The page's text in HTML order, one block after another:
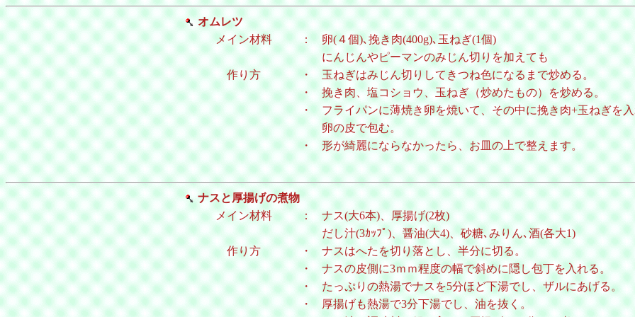
オムレツ
メイン材料
：
卵(４個)､挽き肉(400g)､玉ねぎ(1個)
にんじんやピーマンのみじん切りを加えても
作り方
・
玉ねぎはみじん切りしてきつね色になるまで炒める。
・
挽き肉、塩コショウ、玉ねぎ（炒めたもの）を炒める。
・
フライパンに薄焼き卵を焼いて、その中に挽き肉+玉ねぎを
卵の皮で包む。
・
形が綺麗にならなかったら、お皿の上で整えます。
ナスと厚揚げの煮物
メイン材料
：
ナス(大6本)、厚揚げ(2枚)
だし汁(3ｶｯﾌﾟ)、醤油(大4)、砂糖､みりん､酒(各大1)
作り方
・
ナスはへたを切り落とし、半分に切る。
・
ナスの皮側に3ｍｍ程度の幅で斜めに隠し包丁を入れる。
・
たっぷりの熱湯でナスを5分ほど下湯でし、ザルにあげる。
・
厚揚げも熱湯で3分下湯でし、油を抜く。